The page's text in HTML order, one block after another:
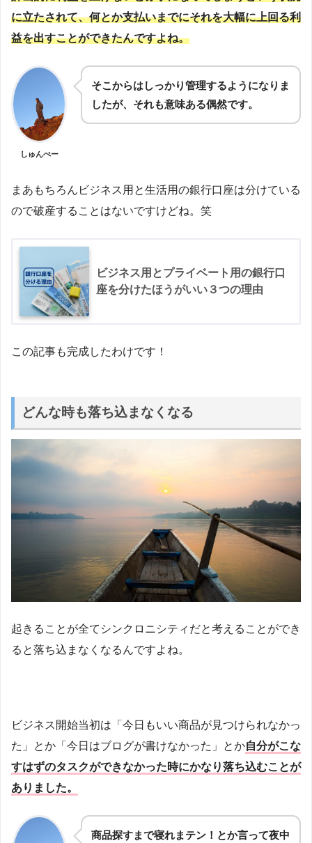
に立たされて、何とか支払いまでにそれを大幅に上回る利
益を出すことができたんですよね。
しゅんぺー
そこからはしっかり管理するようになりま
したが、それも意味ある偶然です。
まあもちろんビジネス用と生活用の銀行口座は分けている
ので破産することはないですけどね。笑
ビジネス用とプライベート用の銀行口
座を分けたほうがいい３つの理由
この記事も完成したわけです！
どんな時も落ち込まなくなる
起きることが全てシンクロニシティだと考えることができ
ると落ち込まなくなるんですよね。
ビジネス開始当初は「今日もいい商品が見つけられなかっ
た」とか「今日はブログが書けなかった」とか自分がこな
すはずのタスクができなかった時にかなり落ち込むことが
ありました。
商品探すまで寝れまテン！とか言って夜中